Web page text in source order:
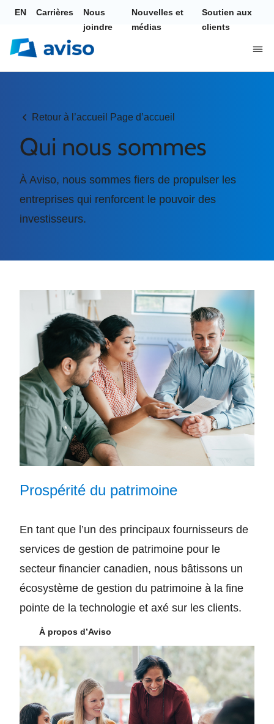
EN Carrières
Nous
joindre
Nouvelles et
médias
Soutien aux
clients
Retour à l’accueil Page d’accueil
Qui nous sommes
À Aviso, nous sommes fiers de propulser les
entreprises qui renforcent le pouvoir des
investisseurs.
Prospérité du patrimoine
En tant que l’un des principaux fournisseurs de
services de gestion de patrimoine pour le
secteur financier canadien, nous bâtissons un
écosystème de gestion du patrimoine à la fine
pointe de la technologie et axé sur les clients.
À propos d’Aviso